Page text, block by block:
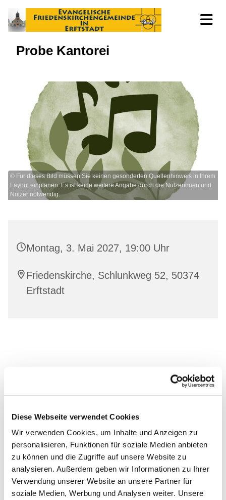
Diese Webseite verwendet Cookies
Wir verwenden Cookies, um Inhalte und Anzeigen zu
personalisieren, Funktionen für soziale Medien anbieten
zu können und die Zugriffe auf unsere Website zu
analysieren. Außerdem geben wir Informationen zu Ihrer
Verwendung unserer Website an unsere Partner für
soziale Medien, Werbung und Analysen weiter. Unsere
Probe Kantorei
© Für dieses Bild müssen Sie keinen gesonderten Quellenhinweis in Ihrem
Layout einplanen. Es ist keine weitere Angabe durch die Nutzerinnen und
Nutzer notwendig.
Montag, 3. Mai 2027, 19:00 Uhr
Friedenskirche, Schlunkweg 52, 50374
Erftstadt